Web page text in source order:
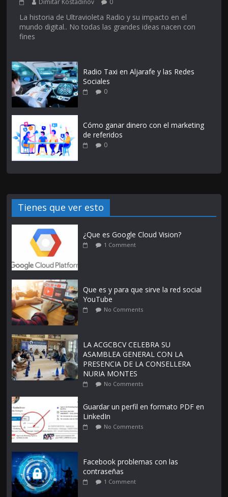
Dimitar Kostadinov 0
La historia de Ultravioleta Radio y su impacto en el
mundo digital.. No todas las grandes ideas nacen con
fines
Radio Taxi en Aljarafe y las Redes
Sociales
0
Cómo ganar dinero con el marketing
de referidos
0
Tienes que ver esto
¿Que es Google Cloud Vision?
1 Comment
Que es y para que sirve la red social
YouTube
No Comments
LA ACGCBCV CELEBRA SU
ASAMBLEA GENERAL CON LA
PRESENCIA DE LA CONSELLERA
NURIA MONTES
No Comments
Guardar un perfil en formato PDF en
LinkedIn
No Comments
Facebook problemas con las
contraseñas
1 Comment